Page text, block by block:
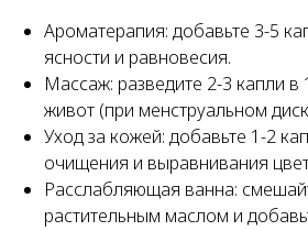
Ароматерапия: добавьте 3-5
ясности и равновесия.
Массаж: разведите 2-3 капли
живот (при менструальном
Уход за кожей: добавьте 1-2
очищения и выравнивания
Расслабляющая ванна:
растительным маслом и